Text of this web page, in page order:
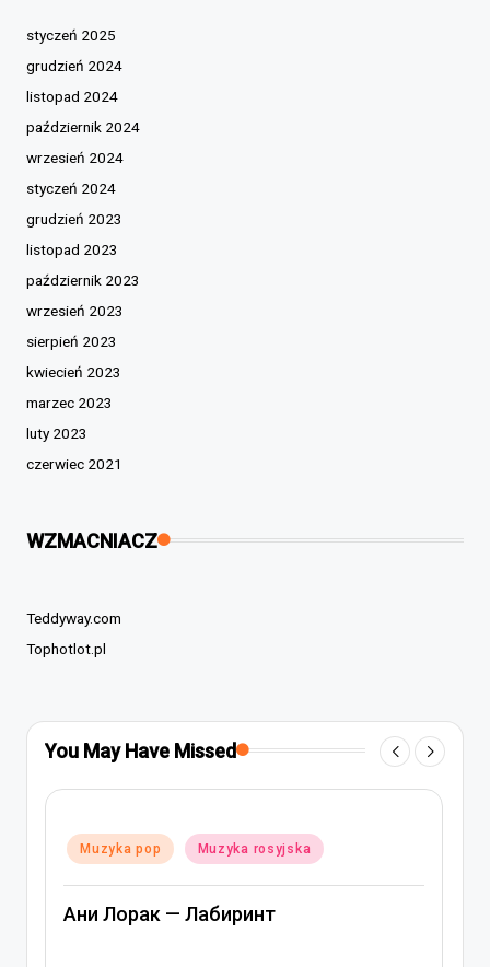
styczeń 2025
grudzień 2024
listopad 2024
październik 2024
wrzesień 2024
styczeń 2024
grudzień 2023
listopad 2023
październik 2023
wrzesień 2023
sierpień 2023
kwiecień 2023
marzec 2023
luty 2023
czerwiec 2021
WZMACNIACZ
Teddyway.com
Tophotlot.pl
You May Have Missed
in
Muzyka pop
Muzyka rosyjska